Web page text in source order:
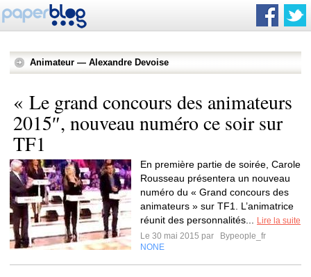
Animateur — Alexandre Devoise
« Le grand concours des animateurs
2015″, nouveau numéro ce soir sur
TF1
En première partie de soirée, Carole
Rousseau présentera un nouveau
numéro du « Grand concours des
animateurs » sur TF1. L’animatrice
réunit des personnalités...
Lire la suite
Le 30 mai 2015 par
Bypeople_fr
NONE